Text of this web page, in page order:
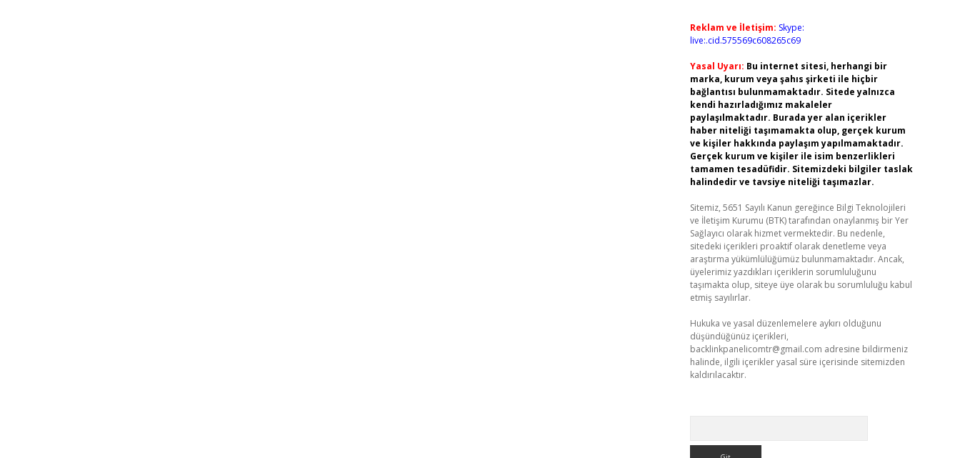
Reklam ve İletişim: Skype:
live:.cid.575569c608265c69
Yasal Uyarı: Bu internet sitesi, herhangi bir
marka, kurum veya şahıs şirketi ile hiçbir
bağlantısı bulunmamaktadır. Sitede yalnızca
kendi hazırladığımız makaleler
paylaşılmaktadır. Burada yer alan içerikler
haber niteliği taşımamakta olup, gerçek kurum
ve kişiler hakkında paylaşım yapılmamaktadır.
Gerçek kurum ve kişiler ile isim benzerlikleri
tamamen tesadüfidir. Sitemizdeki bilgiler taslak
halindedir ve tavsiye niteliği taşımazlar.
Sitemiz, 5651 Sayılı Kanun gereğince Bilgi Teknolojileri
ve İletişim Kurumu (BTK) tarafından onaylanmış bir Yer
Sağlayıcı olarak hizmet vermektedir. Bu nedenle,
sitedeki içerikleri proaktif olarak denetleme veya
araştırma yükümlülüğümüz bulunmamaktadır. Ancak,
üyelerimiz yazdıkları içeriklerin sorumluluğunu
taşımakta olup, siteye üye olarak bu sorumluluğu kabul
etmiş sayılırlar.
Hukuka ve yasal düzenlemelere aykırı olduğunu
düşündüğünüz içerikleri,
backlinkpanelicomtr@gmail.com adresine bildirmeniz
halinde, ilgili içerikler yasal süre içerisinde sitemizden
kaldırılacaktır.